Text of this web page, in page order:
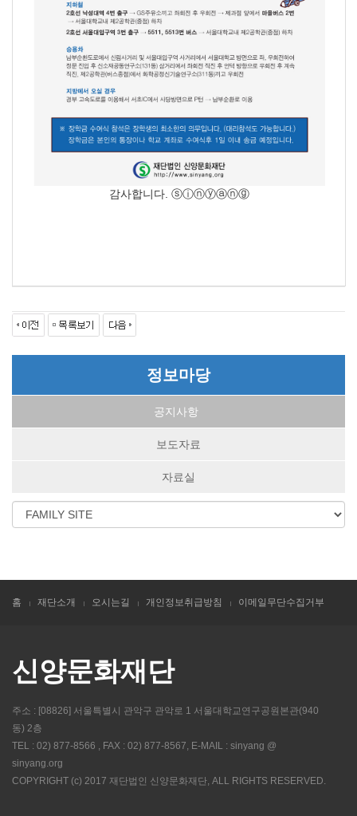
감사합니다. ⓢⓘⓝⓨⓐⓝⓖ
정보마당
공지사항
보도자료
자료실
홈 재단소개 오시는길 개인정보취급방침 이메일무단수집거부
신양문화재단
주소 : [08826] 서울특별시 관악구 관악로 1 서울대학교연구공원본관(940
동) 2층
TEL : 02) 877-8566 , FAX : 02) 877-8567, E-MAIL : sinyang @
sinyang.org
COPYRIGHT (c) 2017 재단법인 신양문화재단, ALL RIGHTS RESERVED.